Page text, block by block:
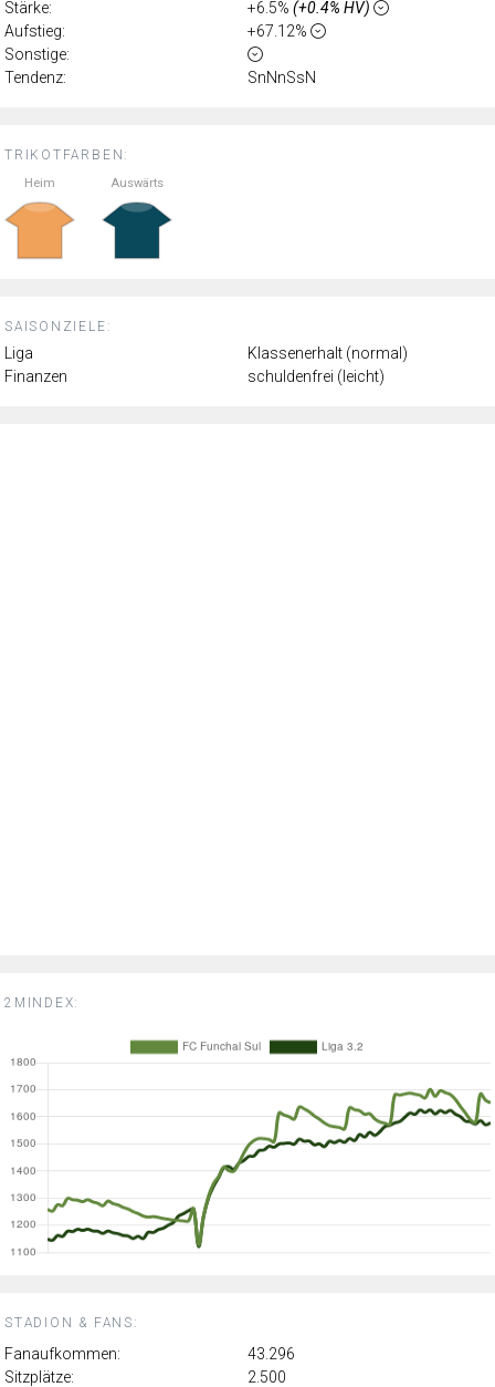
TRIKOTFARBEN:
Heim Auswärts
SAISONZIELE:
Liga
Klassenerhalt (normal)
Finanzen
schuldenfrei (leicht)
2MINDEX:
Stärke: +6.5% (+0.4% HV)
Aufstieg:
+67.12%
Sonstige:
Tendenz:
SnNnSsN
STADION & FANS:
Fanaufkommen:
43.296
Sitzplätze:
2.500